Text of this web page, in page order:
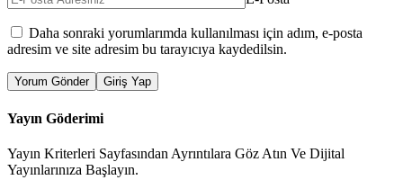
Daha sonraki yorumlarımda kullanılması için adım, e-posta
adresim ve site adresim bu tarayıcıya kaydedilsin.
Yorum Gönder Giriş Yap
Yayın Göderimi
Yayın Kriterleri Sayfasından Ayrıntılara Göz Atın Ve Dijital
Yayınlarınıza Başlayın.